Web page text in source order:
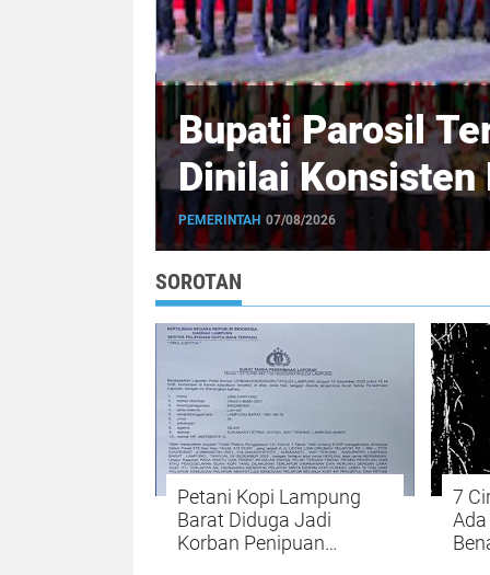
Menkeu
Pemerintah
490 Daerah
PURBAYA SADEWA 07/08/2026
SOROTAN
Petani Kopi Lampung
Barat Diduga Jadi
Korban Penipuan
7